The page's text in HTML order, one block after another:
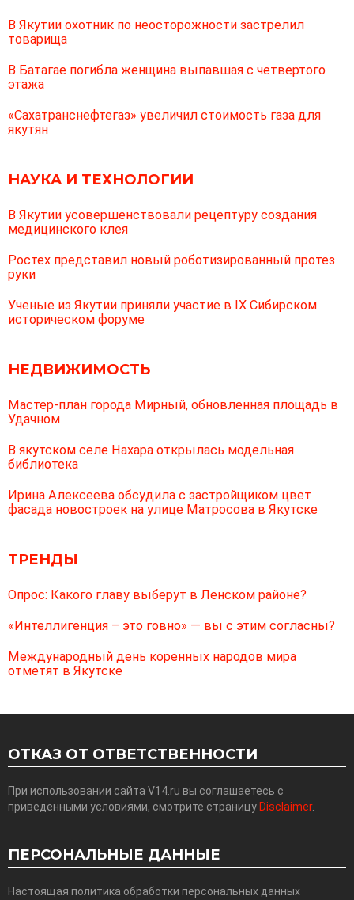
В Якутии охотник по неосторожности застрелил
товарища
В Батагае погибла женщина выпавшая с четвертого
этажа
«Сахатранснефтегаз» увеличил стоимость газа для
якутян
НАУКА И ТЕХНОЛОГИИ
В Якутии усовершенствовали рецептуру создания
медицинского клея
Ростех представил новый роботизированный протез
руки
Ученые из Якутии приняли участие в IX Сибирском
историческом форуме
НЕДВИЖИМОСТЬ
Мастер-план города Мирный, обновленная площадь в
Удачном
В якутском селе Нахара открылась модельная
библиотека
Ирина Алексеева обсудила с застройщиком цвет
фасада новостроек на улице Матросова в Якутске
ТРЕНДЫ
Опрос: Какого главу выберут в Ленском районе?
«Интеллигенция – это говно» — вы с этим согласны?
Международный день коренных народов мира
отметят в Якутске
ОТКАЗ ОТ ОТВЕТСТВЕННОСТИ
При использовании сайта V14.ru вы соглашаетесь с
приведенными условиями, смотрите страницу Disclaimer.
ПЕРСОНАЛЬНЫЕ ДАННЫЕ
Настоящая политика обработки персональных данных